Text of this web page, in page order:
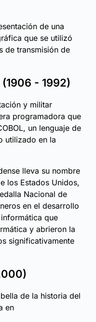
de una
que se utilizó
de transmisión de
- 1992)
y militar
programadora que
un lenguaje de
utilizado en la
lleva su nombre
los Estados Unidos,
Nacional de
en el desarrollo
que
y abrieron la
significativamente
de la historia del
en